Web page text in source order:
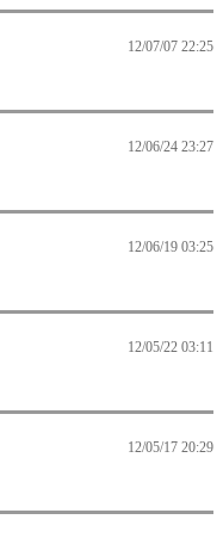
12/07/07 22:25
12/06/24 23:27
12/06/19 03:25
12/05/22 03:11
12/05/17 20:29